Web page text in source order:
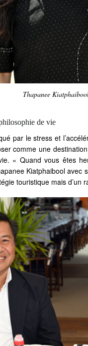
Thapanee
de vie
par le stress et
comme une
« Quand vous êtes
Kiatphaibool avec
touristique mais d’un